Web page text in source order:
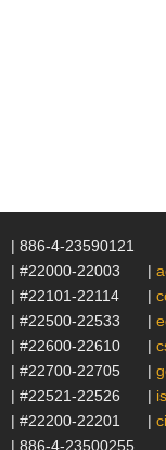
| 886-4-23590121
| #22000-22003 |
| #22101-22114 |
| #22500-22533 |
| #22600-22610 |
| #22700-22705 |
| #22521-22526 |
| #22200-22201 |
| 886-4-23500255